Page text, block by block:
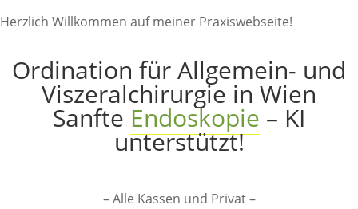
Herzlich Willkommen auf meiner Praxiswebseite!
Ordination für Allgemein- und
Viszeralchirurgie in Wien
Sanfte Endoskopie – KI
unterstützt!
– Alle Kassen und Privat –